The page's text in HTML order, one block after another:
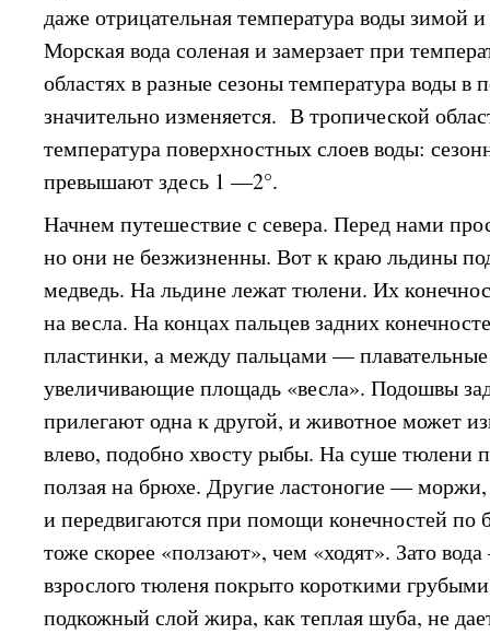
даже отрицательная температура воды зимой
Морская вода соленая и замерзает при
областях в разные сезоны температура воды в
значительно изменяется. В тропической
температура поверхностных слоев воды:
превышают здесь 1 —2°.
Начнем путешествие с севера. Перед нами
но они не безжизненны. Вот к краю льдины
медведь. На льдине лежат тюлени. Их
на весла. На концах пальцев задних
пластинки, а между пальцами —
увеличивающие площадь «весла». Подошвы
прилегают одна к другой, и животное может
влево, подобно хвосту рыбы. На суше тюлени
ползая на брюхе. Другие ластоногие —
и передвигаются при помощи конечностей по
тоже скорее «ползают», чем «ходят». Зато
взрослого тюленя покрыто короткими
подкожный слой жира, как теплая шуба, не